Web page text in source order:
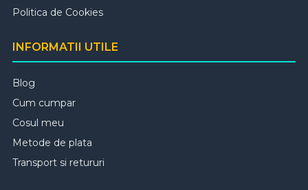
Politica de Cookies
INFORMATII UTILE
Blog
Cum cumpar
Cosul meu
Metode de plata
Transport si retururi